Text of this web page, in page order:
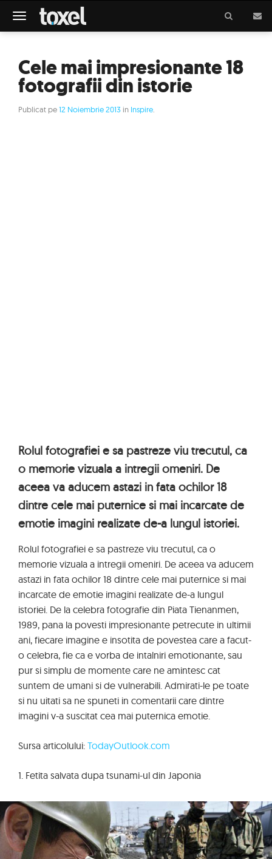
Meniu
Cele mai impresionante 18
fotografii din istorie
Publicat pe12 Noiembrie 2013 in Inspire
Rolul fotografiei e sa pastreze viu trecutul, ca
o memorie vizuala a intregii omeniri. De
aceea va aducem astazi in fata ochilor 18
dintre cele mai puternice si mai incarcate de
emotie imagini realizate de-a lungul istoriei.
Rolul fotografiei e sa pastreze viu trecutul, ca o
memorie vizuala a intregii omeniri. De aceea va aducem
astazi in fata ochilor 18 dintre cele mai puternice si mai
incarcate de emotie imagini realizate de-a lungul
istoriei. De la celebra fotografie din Piata Tienanmen,
1989, pana la povesti impresionante petrecute in ultimii
ani, fiecare imagine e insotita de povestea care a facut-
o celebra, fie ca e vorba de intalniri emotionante, sau
pur si simplu de momente care ne amintesc cat
suntem de umani si de vulnerabili. Admirati-le pe toate
si nu uitati sa ne spuneti in comentarii care dintre
imagini v-a suscitat cea mai puternica emotie.
Sursa articolului: TodayOutlook.com
1. Fetita salvata dupa tsunami-ul din Japonia